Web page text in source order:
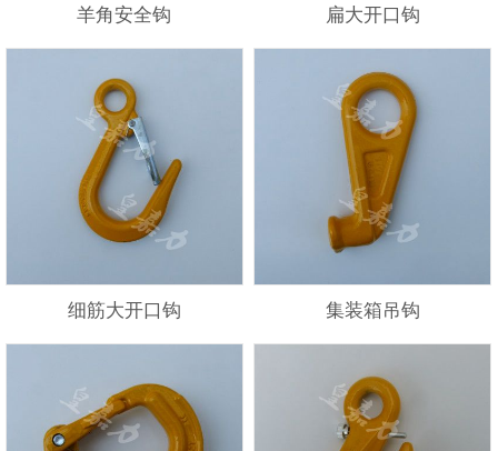
羊角安全钩 扁大开口钩
细筋大开口钩 集装箱吊钩